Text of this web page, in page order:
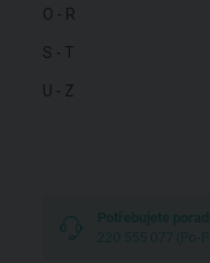
O - R
S - T
U - Z